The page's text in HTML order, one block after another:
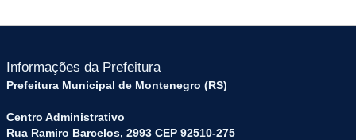
Informações da Prefeitura
Prefeitura Municipal de Montenegro (RS)
Centro Administrativo
Rua Ramiro Barcelos, 2993 CEP 92510-275